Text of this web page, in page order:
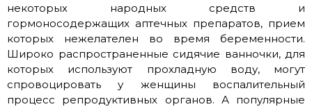
некоторых народных средств и
гормоносодержащих аптечных препаратов, прием
которых нежелателен во время беременности.
Широко распространенные сидячие ванночки, для
которых используют прохладную воду, могут
спровоцировать у женщины воспалительный
процесс репродуктивных органов. А популярные